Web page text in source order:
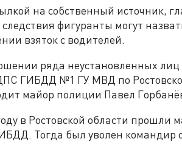
на собственный источник,
фигуранты могут
взяток с водителей.
ряда неустановленных лиц
ГИБДД №1 ГУ МВД по
майор полиции Павел
в Ростовской области прошли
Тогда был уволен командир